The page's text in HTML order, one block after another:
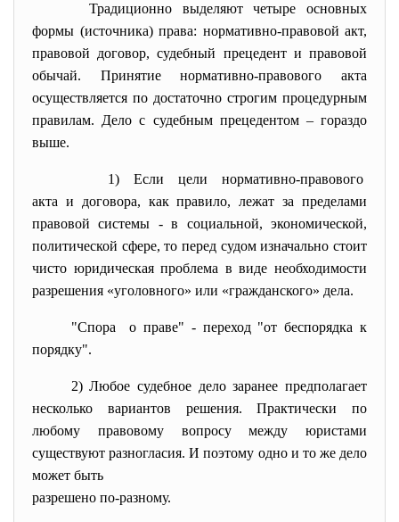
Традиционно выделяют четыре основных
формы (источника) права: нормативно-правовой акт,
правовой договор, судебный прецедент и правовой
обычай. Принятие нормативно-правового акта
осуществляется по достаточно строгим процедурным
правилам. Дело с судебным прецедентом – гораздо
выше.
1) Если цели нормативно-правового
акта и договора, как правило, лежат за пределами
правовой системы - в социальной, экономической,
политической сфере, то перед судом изначально стоит
чисто юридическая проблема в виде необходимости
разрешения «уголовного» или «гражданского» дела.
"Спора о праве" - переход "от беспорядка к
порядку".
2) Любое судебное дело заранее предполагает
несколько вариантов решения. Практически по
любому правовому вопросу между юристами
существуют разногласия. И поэтому одно и то же дело
может быть
разрешено по-разному.